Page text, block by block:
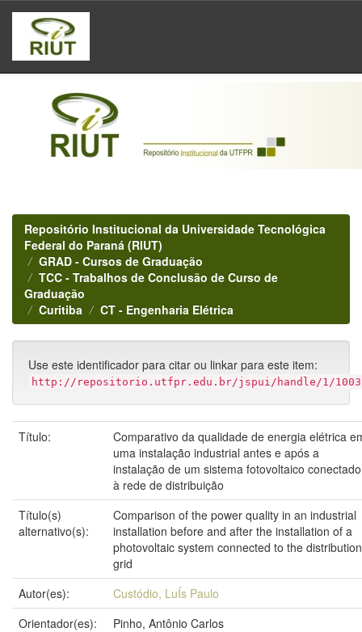
Skip
navigation
Repositório Institucional da Universidade Tecnológica
Federal do Paraná (RIUT)
GRAD - Cursos de Graduação
TCC - Trabalhos de Conclusão de Curso de
Graduação
Curitiba
CT - Engenharia Elétrica
Use este identificador para citar ou linkar para este item:
http://repositorio.utfpr.edu.br/jspui/handle/1/
Título:
Comparativo da qualidade de energia elétrica
uma instalação industrial antes e após a
instalação de um sistema fotovoltaico conectado
à rede de distribuição
Título(s)
alternativo(s):
Comparison of the power quality in an industrial
installation before and after the installation of a
photovoltaic system connected to the distribution
grid
Autor(es):
Custódio, LuÍs Paulo
Orientador(es):
Pinho, Antônio Carlos